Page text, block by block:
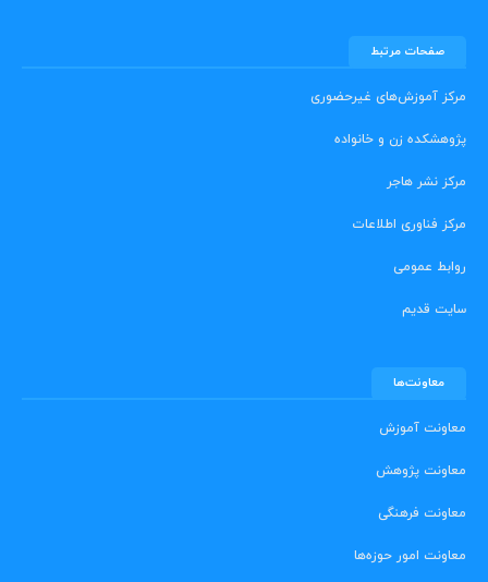
صفحات مرتبط
مرکز آموزش‌های غیرحضوری
پژوهشکده زن و خانواده
مرکز نشر هاجر
مرکز فناوری اطلاعات
روابط عمومی
سایت قدیم
معاونت‌ها
معاونت آموزش
معاونت پژوهش
معاونت فرهنگی
معاونت امور حوزه‌ها